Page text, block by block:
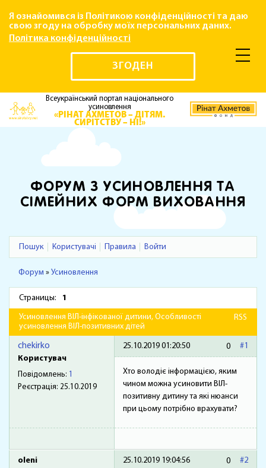
Я ознайомився із Політикою конфіденційності та даю
свою згоду на обробку моїх персональних даних.
Політика конфіденційності
ЗГОДЕН
Всеукраїнський портал національного
усиновлення
«РІНАТ АХМЕТОВ – ДІТЯМ.
СИРІТСТВУ – НІ!»
ФОРУМ З УСИНОВЛЕННЯ ТА
СІМЕЙНИХ ФОРМ ВИХОВАННЯ
Пошук Користувачі Правила Войти
Форум » Усиновлення
Страницы: 1
RSS
Усиновлення ВІЛ-інфікованої дитини, Особливості
усиновлення ВІЛ-позитивних дітей
chekirko
Користувач
Повідомлень:
Реєстрація: 25.10.2019
#1
0
25.10.2019 01:20:50
Хто володіє інформацією, яким
чином можна усиновити ВІЛ-
позитивну дитину та які нюанси
при цьому потрібно врахувати?
oleni
#2
0
25.10.2019 19:04:56